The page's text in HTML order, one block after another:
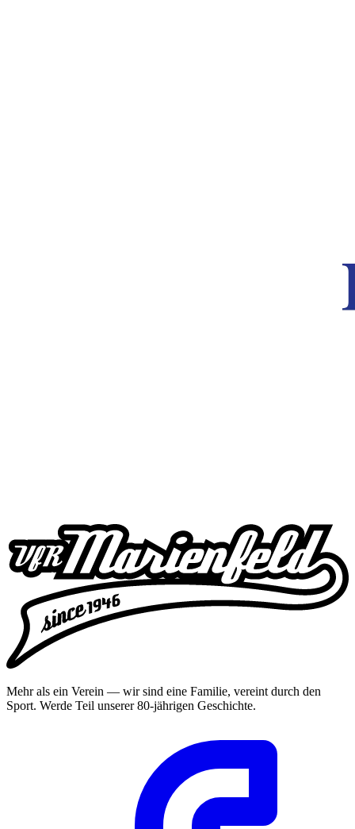
Mehr als ein Verein — wir sind eine Familie, vereint durch den
Sport. Werde Teil unserer 80-jährigen Geschichte.